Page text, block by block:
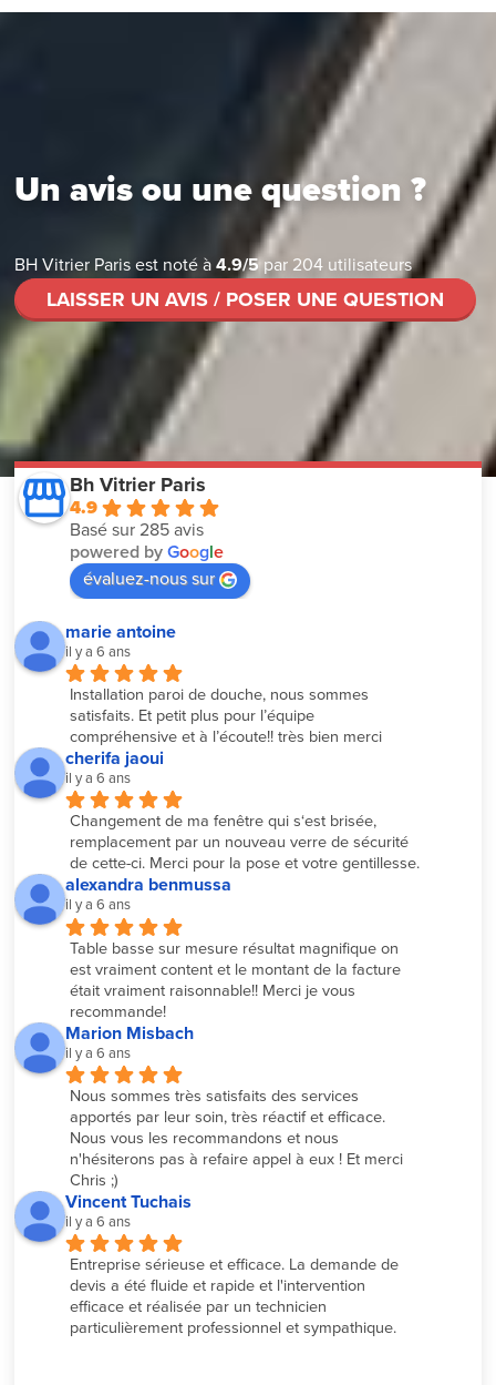
Un avis ou une question ?
BH Vitrier Paris est noté à4.9/5 par 204 utilisateurs
LAISSER UN AVIS / POSER UNE QUESTION
Bh Vitrier Paris
4.9
Basé sur 285 avis
powered byGoogle
évaluez-nous sur
marie antoine
il y a 6 ans
Installation paroi de douche, nous sommes
satisfaits. Et petit plus pour l’équipe
compréhensive et à l’écoute!! très bien merci
cherifa jaoui
il y a 6 ans
Changement de ma fenêtre qui s‘est brisée,
remplacement par un nouveau verre de sécurité
de cette-ci. Merci pour la pose et votre gentillesse.
alexandra benmussa
il y a 6 ans
Table basse sur mesure résultat magnifique on
est vraiment content et le montant de la facture
était vraiment raisonnable!! Merci je vous
recommande!
Marion Misbach
il y a 6 ans
Nous sommes très satisfaits des services
apportés par leur soin, très réactif et efficace.
Nous vous les recommandons et nous
n'hésiterons pas à refaire appel à eux ! Et merci
Chris ;)
Vincent Tuchais
il y a 6 ans
Entreprise sérieuse et efficace. La demande de
devis a été fluide et rapide et l'intervention
efficace et réalisée par un technicien
particulièrement professionnel et sympathique.